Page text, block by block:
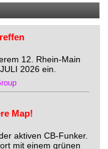
2026 ein.
mit einem grünen